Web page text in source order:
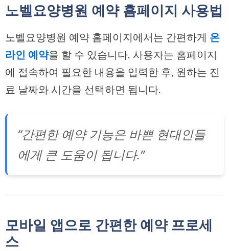
노벨요양병원 예약 홈페이지 사용법
노벨요양병원 예약 홈페이지에서는 간편하게 온
라인 예약을 할 수 있습니다. 사용자는 홈페이지
에 접속하여 필요한 내용을 입력한 후, 원하는 진
료 날짜와 시간을 선택하면 됩니다.
“간편한 예약 기능은 바쁜 현대인들
에게 큰 도움이 됩니다.”
모바일 앱으로 간편한 예약 프로세
스